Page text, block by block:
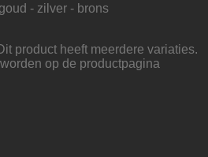
- zilver - brons
product heeft meerdere variaties.
op de productpagina